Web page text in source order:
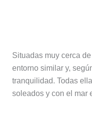
Situadas muy cerca
entorno similar y,
tranquilidad. Todas
soleados y con el mar